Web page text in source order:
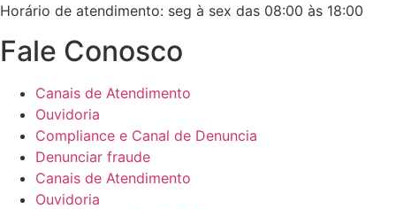
Horário de atendimento: seg à sex das 08:00 às 18:00
Fale Conosco
Canais de Atendimento
Ouvidoria
Compliance e Canal de Denuncia
Denunciar fraude
Canais de Atendimento
Ouvidoria